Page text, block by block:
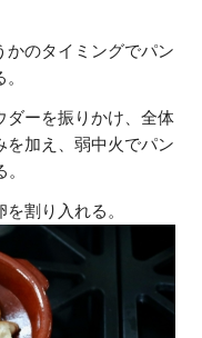
かのタイミングでパン
ダーを振りかけ、全体
を加え、弱中火でパン
割り入れる。